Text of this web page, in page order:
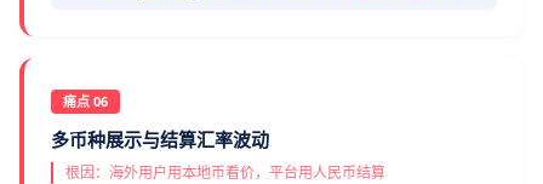
痛点 06
多币种展示与结算汇率波动
根因：海外用户用本地币看价，平台用人民币结算